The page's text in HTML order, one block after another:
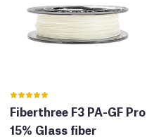
Fiberthree F3 PA-GF Pro
15% Glass fiber